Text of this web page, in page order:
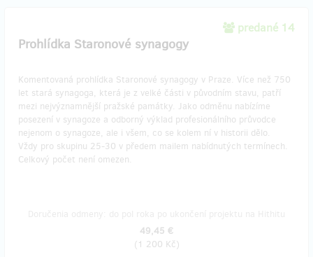
predané 14
Prohlídka Staronové synagogy
Komentovaná prohlídka Staronové synagogy v Praze. Více než 750
let stará synagoga, která je z velké části v původním stavu, patří
mezi nejvýznamnější pražské památky. Jako odměnu nabízíme
posezení v synagoze a odborný výklad profesionálního průvodce
nejenom o synagoze, ale i všem, co se kolem ní v historii dělo.
Vždy pro skupinu 25-30 v předem mailem nabídnutých termínech.
Celkový počet není omezen.
49,45 €
(1 200 Kč)